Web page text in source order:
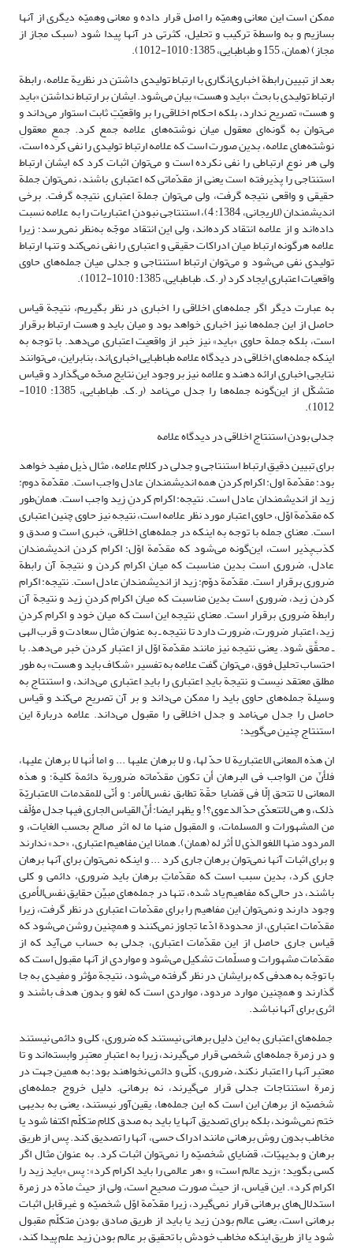
ممکن است این معانی وهمیّه را اصل قرار داده و معانی وهمیّه دیگری از آنها
بسازیم و به واسطة ترکیب و تحلیل، کثرتی در آنها پیدا شود (سبک مجاز از
مجاز) (همان، 155 و طباطبایی، 1385: 1010-1012).
بعد از تبیین رابطة اخباری‌انگاری با ارتباط تولیدی داشتن در نظریة علامه، رابطة
ارتباط تولیدی با بحث «باید و هست» بیان می‌شود. ایشان بر ارتباط نداشتن «باید
و هست» تصریح ندارد، بلکه احکام اخلاقی را بر واقعیّتِ ثابت استوار می‌داند و
می‌توان به گونه‌ای معقول میان نوشته‌های علامه جمع کرد. جمعِ معقولِ
نوشته‌های علامه، بدین صورت است که علامه ارتباط تولیدی را نفی کرده است،
ولی هر نوع ارتباطی را نفی نکرده است و می‌توان اثبات کرد که ایشان ارتباط
استنتاجی را پذیرفته است یعنی از مقدّماتی که اعتباری باشند، نمی‌توان جملة
حقیقی و واقعی نتیجه گرفت، ولی می‌توان جملة اعتباری نتیجه گرفت. برخی
اندیشمندان (لاریجانی، 1384: 4)، استنتاجی نبودنِ اعتباریات را به علامه نسبت
داده‌اند و از علامه انتقاد کرده‌اند، ولی این انتقاد موجّه به‌نظر نمی‌رسد؛ زیرا
علامه هرگونه‌ ارتباط میان‌ ادراکات‌ حقیقی‌ و اعتباری‌ را نفی نمی‌کند و تنها ارتباط
تولیدی نفی می‌شود و می‌توان ارتباط استنتاجی و جدلی میان جمله‌های حاوی
واقعیات اعتباری ایجاد کرد (ر.ک. طباطبایی، 1385: 1010-1012).
به عبارت دیگر اگر جمله‌های اخلاقی را اخباری در نظر بگیریم، نتیجة قیاس
حاصل از این جمله‌ها نیز اخباری خواهد بود و میان باید و هست ارتباط برقرار
است، بلکه جملة حاوی «باید» نیز خبر از واقعیت اعتباری می‌دهد. با توجه به
اینکه جمله‌های اخلاقی در دیدگاه علامه طباطبایی اخباری‌اند، بنابراین، می‌توانند
نتایجی اخباری ارائه دهند و علامه نیز بر وجود این نتایج صحّه می‌گذارد و قیاس
متشکّل از این‌گونه جمله‌ها را جدل می‌نامد (ر.ک. طباطبایی، 1385: 1010-
1012).
جدلی بودن استنتاج اخلاقی در دیدگاه علامه
برای تبیین دقیقِ ارتباط استنتاجی و جدلی در کلام علامه، مثال ذیل مفید خواهد
بود: مقدّمة اول: اکرام کردنِ همه اندیشمندان عادل واجب است. مقدّمة دوم:
زید از اندیشمندان عادل است. نتیجه: اکرام کردنِ زید واجب است. همان‌طور
که مقدّمة اوّل، حاوی اعتبار مورد نظر علامه است، نتیجه نیز حاوی چنین اعتباری
است. معنای جمله با توجه به اینکه در جمله‌های اخلاقی، خبری است و صدق و
کذب‌پذیر است، این‌گونه می‌‌شود که مقدّمة اوّل: اکرام کردن اندیشمندان
عادل، ضروری است بدین مناسبت که میان اکرام کردن و نتیجة آن رابطة
ضروری برقرار است. مقدّمة دوّم: زید از اندیشمندان عادل است. نتیجه: اکرام
کردن زید، ضروری است بدین مناسبت که میان اکرام کردنِ زید و نتیجة آن
رابطة ضروری برقرار است. معنای نتیجه این است که میان خود و اکرام کردنِ
زید، اعتبار ضرورت، ضرورت دارد تا نتیجه ـ به عنوان مثال سعادت و قرب الهی
ـ محقَّق شود. یعنی نتیجه نیز مانند مقدّمة اوّل از اعتبار کردن خبر می‌دهد. با
احتساب تحلیل فوق، می‌توان گفت علامه به تفسیر «شکاف باید و هست» به طور
مطلق معتقد نیست و نتیجة بایدِ اعتباری را بایدِ اعتباری می‌داند، و استنتاج به
وسیلة جمله‌های حاوی باید را ممکن می‌داند و بر آن تصریح می‌کند و قیاس
حاصل را جدل می‌نامد و جدل اخلاقی را مقبول می‌داند. علامه دربارة این
استنتاج چنین می‌گوید:
ان هذه المعانی الاعتباریة لا حدّ لها، و لا برهان علیها ... و اما أنها لا برهان علیها،
فلأنّ من الواجب فی البرهان أن تکون مقدّماته ضروریة دائمة کلیة؛ و هذه
المعانی لا تتحق إلّا فی قضایا حقّة تطابق نفس‌الأمر؛ و أنّی للمقدمات الاعتباریّة
ذلک، و هی لاتتعدّی حدّ الدعوی؟! و یظهر ایضا: أنّ القیاس الجاری فیها جدل مؤلّف
من المشهورات و المسلمات، و المقبول منها ما له اثر صالح بحسب الغایات، و
المردود منها اللغو الذی لا أثر له (همان). همانا این مفاهیم اعتباری، «حد» ندارند
و برای اثبات آنها نمی‌توان برهان جاری کرد ... و اینکه نمی‌توان برای آنها برهان
جاری کرد، بدین سبب است که مقدّماتِ برهان باید ضروری، دائمی و کلی
باشند، در حالی که مفاهیم یاد شده، تنها در جمله‌های مبیِّن حقایق نفس‌الأمری
وجود دارند و نمی‌توان این مفاهیم را برای مقدّمات اعتباری در نظر گرفت، زیرا
مقدّمات اعتباری، از محدودة ادّعا تجاوز نمی‌کنند و همچنین روشن می‌شود که
قیاس جاری حاصل از این مقدّمات اعتباری، جدلی به حساب می‌آید که از
مقدّمات مشهورات و مسلّمات تشکیل می‌شود و مواردی از آنها مقبول است که
با توجّه به هدفی که برایشان در نظر گرفته می‌شود، نتیجة مؤثر و مفیدی به جا
گذارند و همچنین موارد مردود، مواردی است که لغو و بدون هدف باشند و
اثری برای آنها نباشد.
جمله‌های اعتباری به این دلیل برهانی نیستند که ضروری، کلی و دائمی نیستند
و در زمرة جمله‌های شخصی قرار می‌گیرند، زیرا به اعتبارِ معتبِر وابسته‌اند و تا
معتبِر آنها را اعتبار نکند، ضروری، کلّی و دائمی نخواهند بود؛ به همین جهت در
زمرة استنتاجات جدلی قرار می‌گیرند، نه برهانی. دلیل خروج جمله‌های
شخصیّه از برهان این است که این جمله‌ها، یقین‌آور نیستند، یعنی به بدیهی
ختم نمی‌شوند، بلکه برای تصدیق آنها یا باید به صدق کلام متکلّم اکتفا شود یا
مخاطب بدون روش برهانی مانند ادراک حسی، آنها را تصدیق کند. پس از طریق
برهان و بدیهیّات، قضایای شخصیّه را نمی‌توان اثبات کرد. به عنوان مثال اگر
کسی بگوید: «زید عالم است» و «هر عالمی را باید اکرام کرد»؛ پس «باید زید را
اکرام کرد». این قیاس، از حیث صورت صحیح است، ولی از حیث مادّه در زمرة
استدلال‌های برهانی قرار نمی‌گیرد، زیرا مقدّمة اوّل شخصیّه و غیرقابل اثبات
برهانی است، یعنی عالم بودن زید یا باید از طریق صادق بودن متکلّم مقبول
شود یا از طریق اینکه مخاطب خودش با تحقیق بر عالم بودن زید علم پیدا کند،